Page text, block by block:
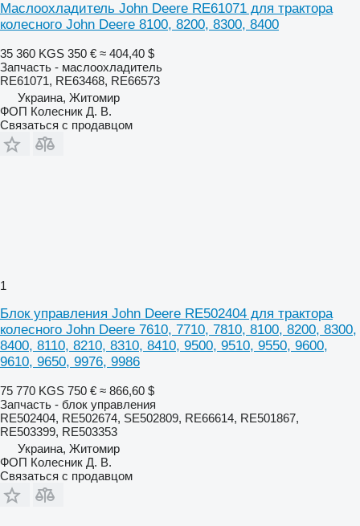
Маслоохладитель John Deere RE61071 для трактора
колесного John Deere 8100, 8200, 8300, 8400
35 360 KGS 350 € ≈ 404,40 $
Запчасть - маслоохладитель
RE61071, RE63468, RE66573
Украина, Житомир
ФОП Колесник Д. В.
Связаться с продавцом
1
Блок управления John Deere RE502404 для трактора
колесного John Deere 7610, 7710, 7810, 8100, 8200, 8300,
8400, 8110, 8210, 8310, 8410, 9500, 9510, 9550, 9600,
9610, 9650, 9976, 9986
75 770 KGS 750 € ≈ 866,60 $
Запчасть - блок управления
RE502404, RE502674, SE502809, RE66614, RE501867,
RE503399, RE503353
Украина, Житомир
ФОП Колесник Д. В.
Связаться с продавцом